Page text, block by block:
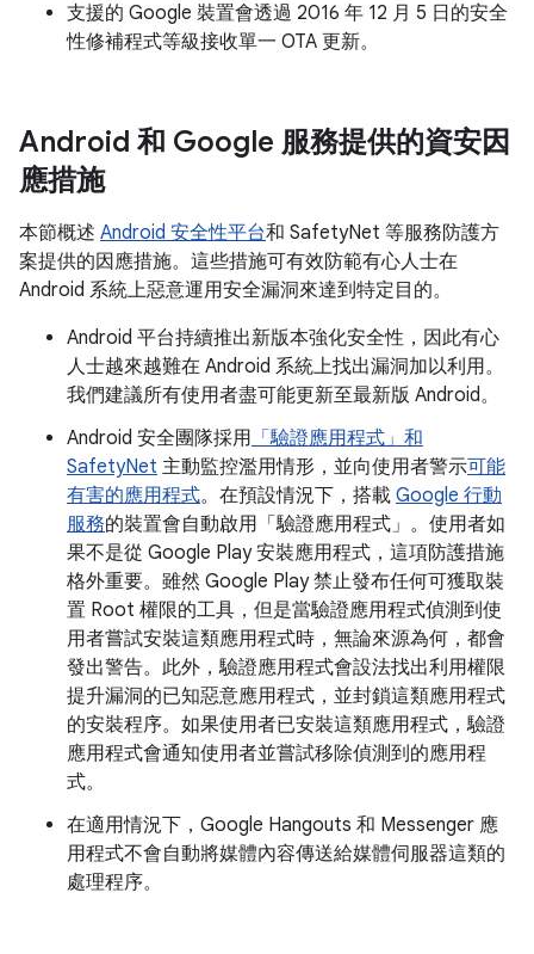
支援的 Google 裝置會透過 2016 年 12 月 5 日的安全
性修補程式等級接收單一 OTA 更新。
Android 和 Google 服務提供的資安因
應措施
本節概述 Android 安全性平台和 SafetyNet 等服務防護方
案提供的因應措施。這些措施可有效防範有心人士在
Android 系統上惡意運用安全漏洞來達到特定目的。
Android 平台持續推出新版本強化安全性，因此有心
人士越來越難在 Android 系統上找出漏洞加以利用。
我們建議所有使用者盡可能更新至最新版 Android。
Android 安全團隊採用 「驗證應用程式」和
SafetyNet 主動監控濫用情形，並向使用者警示可能
有害的應用程式。在預設情況下，搭載 Google 行動
服務的裝置會自動啟用「驗證應用程式」。使用者如
果不是從 Google Play 安裝應用程式，這項防護措施
格外重要。雖然 Google Play 禁止發布任何可獲取裝
置 Root 權限的工具，但是當驗證應用程式偵測到使
用者嘗試安裝這類應用程式時，無論來源為何，都會
發出警告。此外，驗證應用程式會設法找出利用權限
提升漏洞的已知惡意應用程式，並封鎖這類應用程式
的安裝程序。如果使用者已安裝這類應用程式，驗證
應用程式會通知使用者並嘗試移除偵測到的應用程
式。
在適用情況下，Google Hangouts 和 Messenger 應
用程式不會自動將媒體內容傳送給媒體伺服器這類的
處理程序。